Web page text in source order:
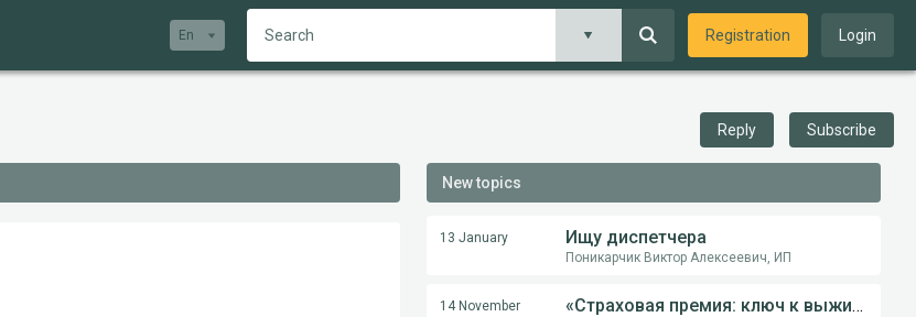
En Registration Login
Reply Subscribe
New topics
13 January Ищу диспетчера
Поникарчик Виктор Алексеевич, ИП
14 November «Страховая премия: ключ к выживанию перевозчика в международной логистике»